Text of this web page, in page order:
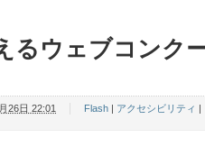
るウェブコン
26日 22:01 Flash | アクセシビリティ |